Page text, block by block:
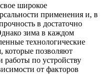
широкое
применения и, в
в достаточно
зима в каждом
технологические
которые позволяют
работы по устройству
от факторов